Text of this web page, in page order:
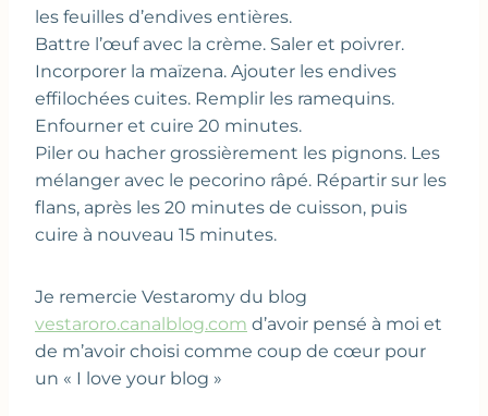
les feuilles d’endives entières.
Battre l’œuf avec la crème. Saler et poivrer.
Incorporer la maïzena. Ajouter les endives
effilochées cuites. Remplir les ramequins.
Enfourner et cuire 20 minutes.
Piler ou hacher grossièrement les pignons. Les
mélanger avec le pecorino râpé. Répartir sur les
flans, après les 20 minutes de cuisson, puis
cuire à nouveau 15 minutes.
Je remercie Vestaromy du blog
vestaroro.canalblog.com d’avoir pensé à moi et
de m’avoir choisi comme coup de cœur pour
un « I love your blog »